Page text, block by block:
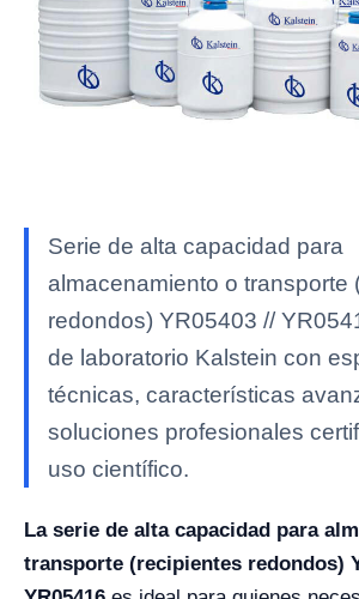
Serie de alta capacidad para
almacenamiento o transporte
redondos) YR05403 //
de laboratorio Kalstein con
técnicas, características
soluciones profesionales
uso científico.
La serie de alta capacidad para
transporte (recipientes redondos)